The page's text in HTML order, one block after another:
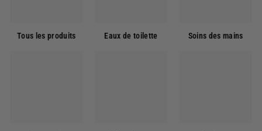
Tous les produits Eaux de toilette Soins des mains